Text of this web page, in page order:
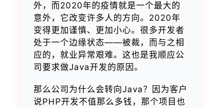
外，而2020年的疫情就是一个最大的
意外，它改变许多人的方向。2020年
变得更加谨慎、更加小心。很多开发者
处于一个边缘状态——被裁，而与之相
应的，就业异常艰难。这也是我顺应公
司要求做Java开发的原因。
那么公司为什么会转向Java？因为客户
说PHP开发不值那么多钱，那个项目也